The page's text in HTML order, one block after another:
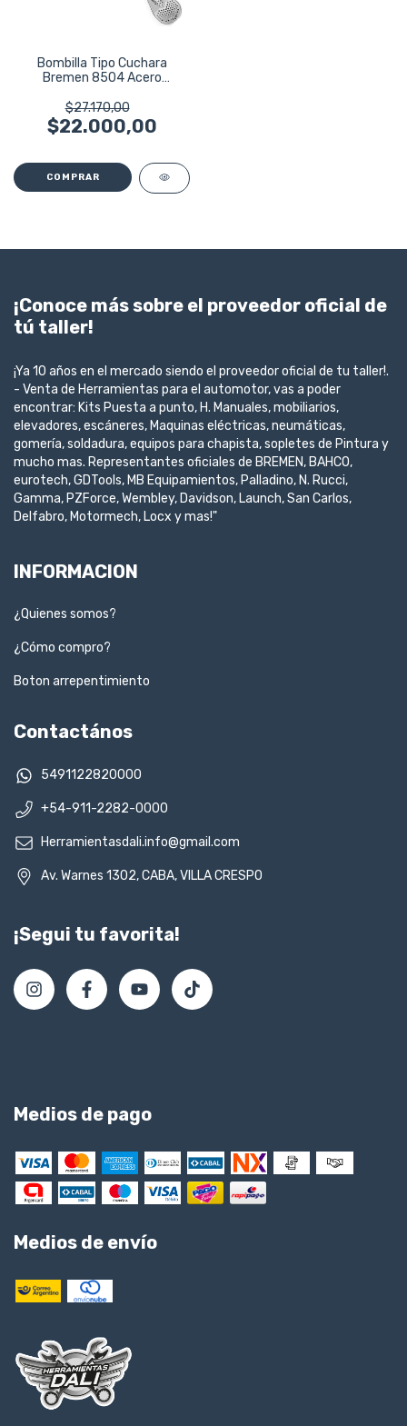
Bombilla Tipo Cuchara
Bremen 8504 Acero
$27.170,00
$22.000,00
¡Conoce más sobre el proveedor oficial de
tú taller!
¡Ya 10 años en el mercado siendo el proveedor oficial de tu taller!.
- Venta de Herramientas para el automotor, vas a poder
encontrar: Kits Puesta a punto, H. Manuales, mobiliarios,
elevadores, escáneres, Maquinas eléctricas, neumáticas,
gomería, soldadura, equipos para chapista, sopletes de Pintura y
mucho mas. Representantes oficiales de BREMEN, BAHCO,
eurotech, GDTools, MB Equipamientos, Palladino, N. Rucci,
Gamma, PZForce, Wembley, Davidson, Launch, San Carlos,
Delfabro, Motormech, Locx y mas!"
INFORMACION
¿Quienes somos?
¿Cómo compro?
Boton arrepentimiento
Contactános
5491122820000
+54-911-2282-0000
Herramientasdali.info@gmail.com
Av. Warnes 1302, CABA, VILLA CRESPO
¡Segui tu favorita!
Medios de pago
Medios de envío